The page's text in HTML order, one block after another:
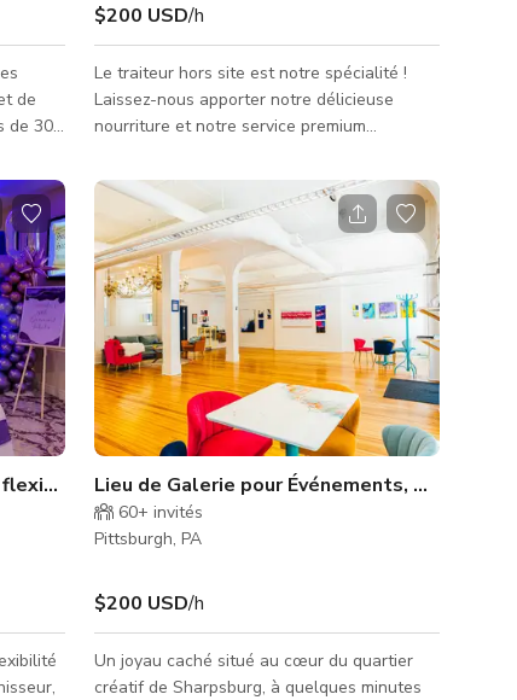
de
de 30
lieu
un
sur
$200 USD/h
Le traiteur hors site est notre spécialité !
Laissez-nous apporter notre délicieuse
nourriture et notre service premium
bureau, maison, salle d'événements ou lieu
en plein air. Nous prenons en charge tous
les aspects de votre événement, y compris
la nourriture, l'alcool, le linge, la porcelaine,
les couverts, le divertissement, les tables et
chaises, les décorations et les serveurs.
Choisissez parmi nos nombreux forfaits
préétablis ou laissez-n
à Pittsburgh
Lieu de Galerie pour Événements, Podcasts
60+ invités
Pittsburgh, PA
$200 USD/h
Un joyau caché situé au cœur du quartier
créatif de Sharpsburg, à quelques minutes